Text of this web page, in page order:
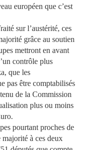
européen que c’est
sur l’austérité, ces
grâce au soutien
mettront en avant
contrôle plus
que les
pas être comptabilisés
de la Commission
plus ou moins
pourtant proches de
à ces deux